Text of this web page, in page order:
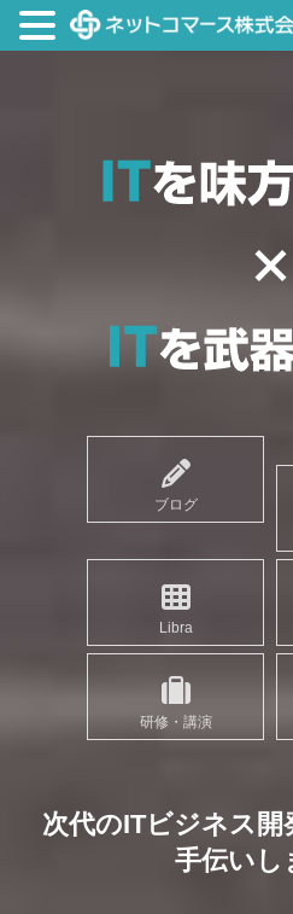
ブログ
Libra
研修・講演
次代のITビジネス開
手伝いし